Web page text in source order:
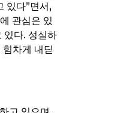
있다”면서,
관심은 있
있다. 성실하
차게 내딛